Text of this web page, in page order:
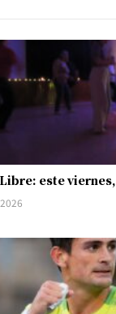
este